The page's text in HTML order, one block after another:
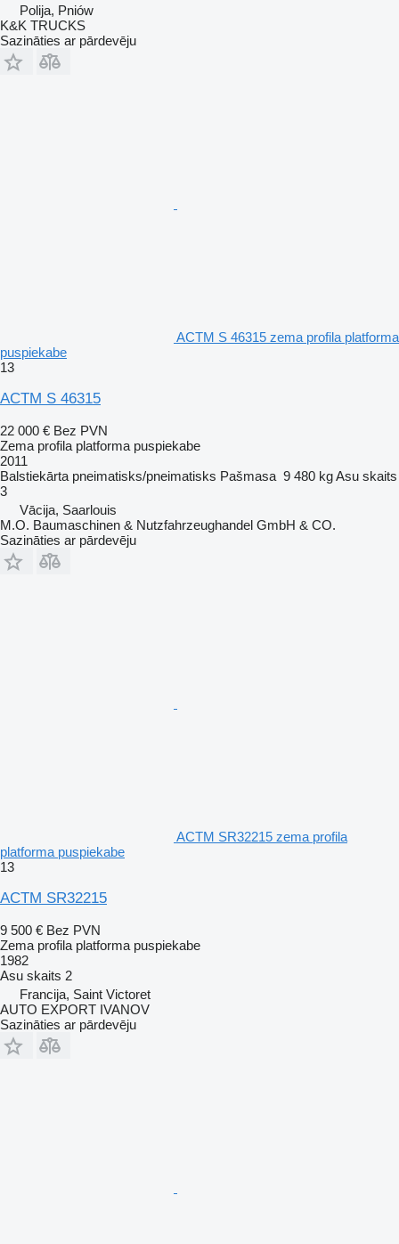
Polija, Pniów
K&K TRUCKS
Sazināties ar pārdevēju
ACTM S 46315 zema profila platforma
puspiekabe
13
ACTM S 46315
22 000 € Bez PVN
Zema profila platforma puspiekabe
2011
Balstiekārta pneimatisks/pneimatisks Pašmasa 9 480 kgAsu skaits
3
Vācija, Saarlouis
M.O. Baumaschinen & Nutzfahrzeughandel GmbH & CO.
Sazināties ar pārdevēju
ACTM SR32215 zema profila
platforma puspiekabe
13
ACTM SR32215
9 500 € Bez PVN
Zema profila platforma puspiekabe
1982
Asu skaits 2
Francija, Saint Victoret
AUTO EXPORT IVANOV
Sazināties ar pārdevēju